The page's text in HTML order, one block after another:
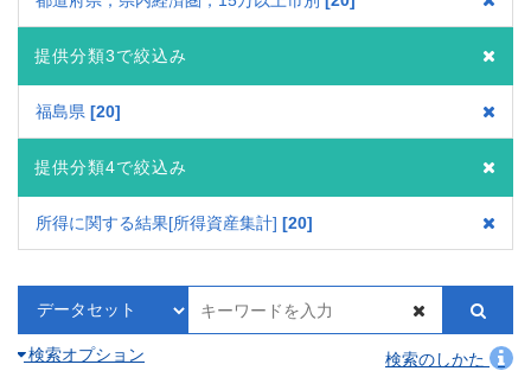
提供分類3で絞込み
福島県 20
提供分類4で絞込み
所得に関する結果[所得資産集計] 20
検索オプション
検索のしかた